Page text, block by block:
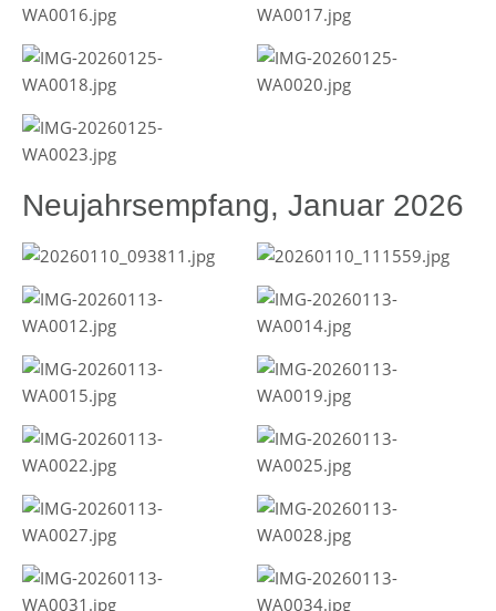
Neujahrsempfang, Januar 2026